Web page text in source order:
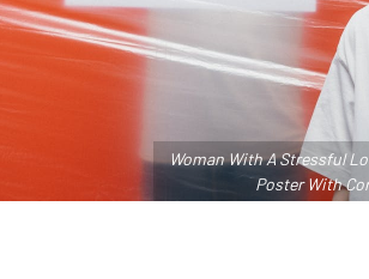
Woman With A Stressful
Poster With